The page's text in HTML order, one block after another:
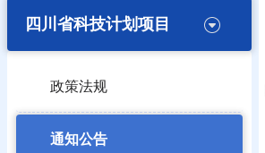
四川省科技计划项目
政策法规
通知公告